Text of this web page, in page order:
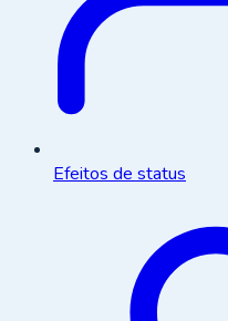
Efeitos de status